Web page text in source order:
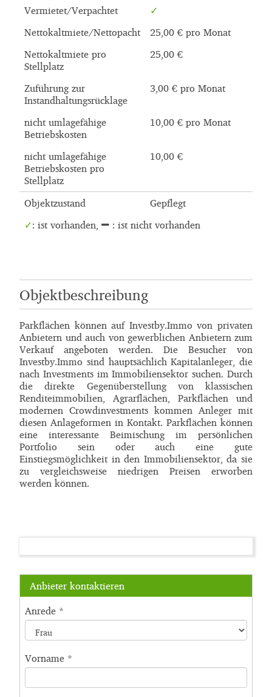
Vermietet/Verpachtet
Nettokaltmiete/Nettopacht 25,00 € pro Monat
Nettokaltmiete pro
Stellplatz
25,00 €
Zuführung zur
Instandhaltungsrücklage
3,00 € pro Monat
nicht umlagefähige
Betriebskosten
10,00 € pro Monat
nicht umlagefähige
Betriebskosten pro
Stellplatz
10,00 €
Objektzustand
Gepflegt
: ist vorhanden,
: ist nicht vorhanden
Objektbeschreibung
Parkflächen können auf Investby.Immo von privaten
Anbietern und auch von gewerblichen Anbietern zum
Verkauf angeboten werden. Die Besucher von
Investby.Immo sind hauptsächlich Kapitalanleger, die
nach Investments im Immobiliensektor suchen. Durch
die direkte Gegenüberstellung von klassischen
Renditeimmobilien, Agrarflächen, Parkflächen und
modernen Crowdinvestments kommen Anleger mit
diesen Anlageformen in Kontakt. Parkflächen können
eine interessante Beimischung im persönlichen
Portfolio sein oder auch eine gute
Einstiegsmöglichkeit in den Immobiliensektor, da sie
zu vergleichsweise niedrigen Preisen erworben
werden können.
Anbieter kontaktieren
Anrede *
Vorname *